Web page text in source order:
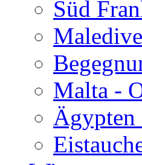
Süd
Malta -
Ägypten